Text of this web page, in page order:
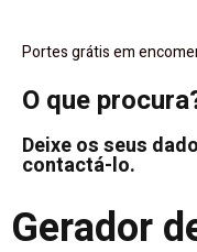
Portes grátis em
O que
Deixe os seus
contactá-lo.
Gerador